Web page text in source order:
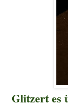
Glitzert es